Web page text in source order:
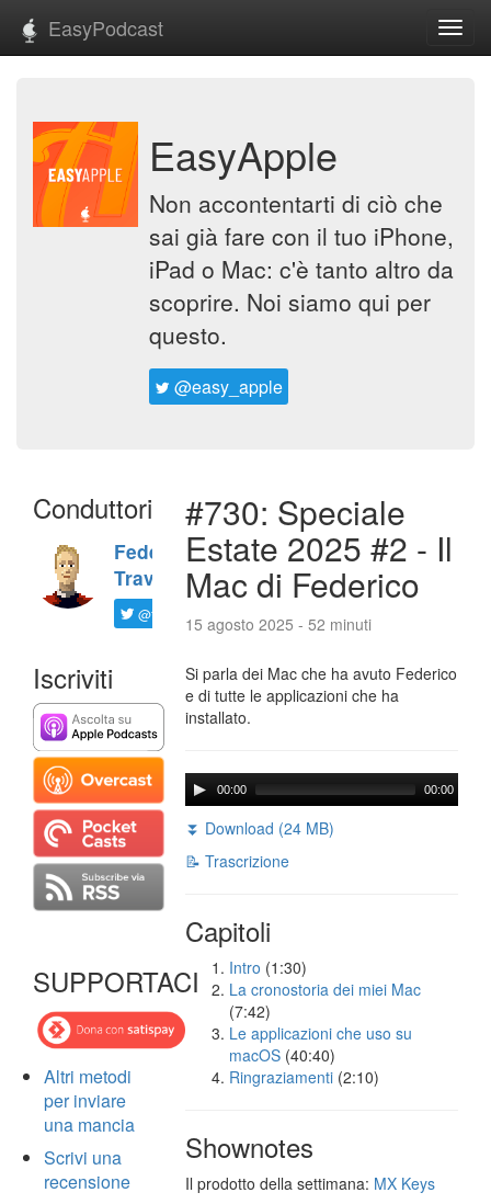
EasyPodcast
EasyApple
Non accontentarti di ciò che
sai già fare con il tuo iPhone,
iPad o Mac: c'è tanto altro da
scoprire. Noi siamo qui per
questo.
@easy_apple
Conduttori
Federico
Travaini
@ftrava
Iscriviti
SUPPORTACI
Altri metodi
per inviare
una mancia
Scrivi una
recensione
#730: Speciale
Estate 2025 #2 - Il
Mac di Federico
15 agosto 2025 - 52 minuti
Si parla dei Mac che ha avuto Federico
e di tutte le applicazioni che ha
installato.
00:00 00:00
⏬ Download (24 MB)
📝 Trascrizione
Capitoli
Intro (1:30)
La cronostoria dei miei Mac
(7:42)
Le applicazioni che uso su
macOS (40:40)
Ringraziamenti (2:10)
Shownotes
Il prodotto della settimana: MX Keys